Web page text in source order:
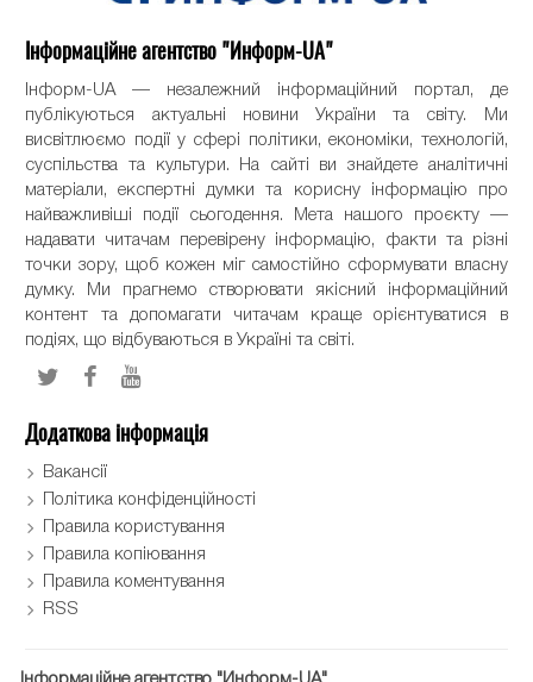
Інформаційне агентство "Информ-UA"
Інформ-UA — незалежний інформаційний портал, де
публікуються актуальні новини України та світу. Ми
висвітлюємо події у сфері політики, економіки, технологій,
суспільства та культури. На сайті ви знайдете аналітичні
матеріали, експертні думки та корисну інформацію про
найважливіші події сьогодення. Мета нашого проєкту —
надавати читачам перевірену інформацію, факти та різні
точки зору, щоб кожен міг самостійно сформувати власну
думку. Ми прагнемо створювати якісний інформаційний
контент та допомагати читачам краще орієнтуватися в
подіях, що відбуваються в Україні та світі.
Додаткова інформація
Вакансії
Політика конфіденційності
Правила користування
Правила копіювання
Правила коментування
RSS